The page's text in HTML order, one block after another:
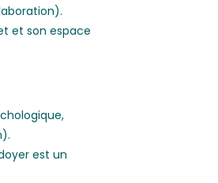
et son espace
est un